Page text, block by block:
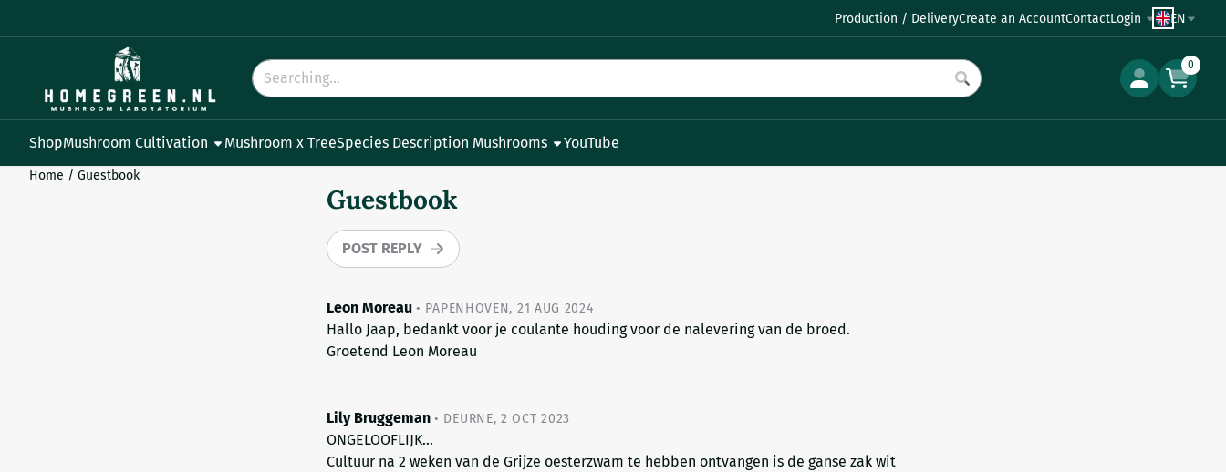
Production / DeliveryCreate an AccountContactLogin EN
Search 0
ShopMushroom Cultivation Mushroom x TreeSpecies Description Mushrooms YouTube
Home / Guestbook
Guestbook
POST REPLY
Leon Moreau • PAPENHOVEN, 21 AUG 2024
Hallo Jaap, bedankt voor je coulante houding voor de nalevering van de broed.
Groetend Leon Moreau
Lily Bruggeman • DEURNE, 2 OCT 2023
ONGELOOFLIJK...
Cultuur na 2 weken van de Grijze oesterzwam te hebben ontvangen is de ganse zak wit